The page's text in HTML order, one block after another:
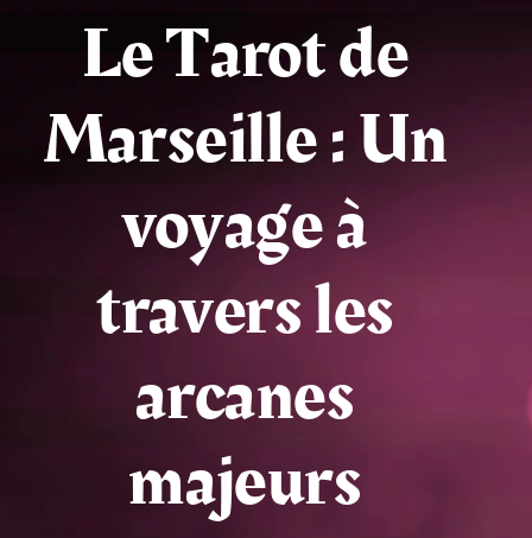
Magies
Astrologie
Numérologie
Blog
Le Tarot de
Marseille : Un
voyage à
travers les
arcanes
majeurs